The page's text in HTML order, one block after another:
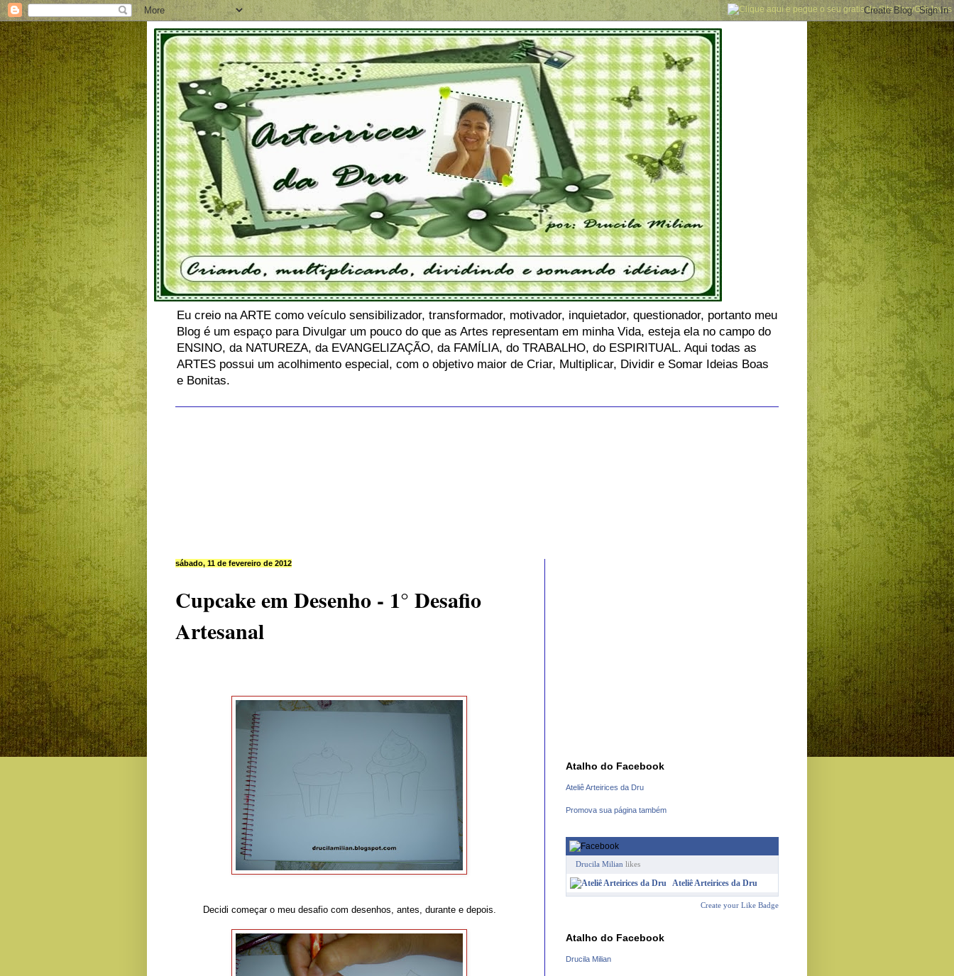
Eu creio na ARTE como veículo sensibilizador, transformador, motivador, inquietador, questionador, portanto meu
Blog é um espaço para Divulgar um pouco do que as Artes representam em minha Vida, esteja ela no campo do
ENSINO, da NATUREZA, da EVANGELIZAÇÃO, da FAMÍLIA, do TRABALHO, do ESPIRITUAL. Aqui todas as
ARTES possui um acolhimento especial, com o objetivo maior de Criar, Multiplicar, Dividir e Somar Ideias Boas
e Bonitas.
sábado, 11 de fevereiro de 2012
Cupcake em Desenho - 1° Desafio
Artesanal
Decidi começar o meu desafio com desenhos, antes, durante e depois.
Atalho do Facebook
Ateliê Arteirices da Dru
Promova sua página também
Drucila Milian likes
Ateliê Arteirices da Dru
Create your Like Badge
Atalho do Facebook
Drucila Milian